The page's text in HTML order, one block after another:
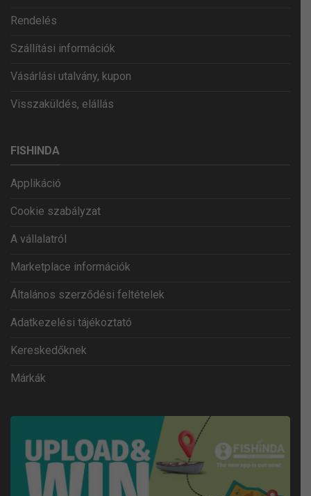
Rendelés
Szállítási információk
Vásárlási utalvány, kupon
Visszaküldés, elállás
FISHINDA
Applikáció
Cookie szabályzat
A vállalatról
Marketplace információk
Általános szerződési feltételek
Adatkezelési tájékoztató
Kereskedőknek
Márkák